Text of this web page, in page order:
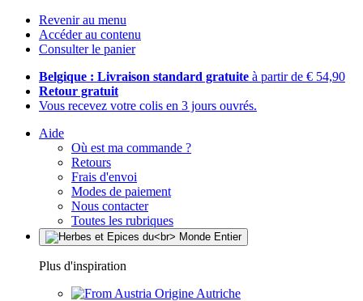
Revenir au menu
Accéder au contenu
Consulter le panier
Belgique : Livraison standard gratuite à partir de € 54,90
Retour gratuit
Vous recevez votre colis en 3 jours ouvrés.
Aide
Où est ma commande ?
Retours
Frais d'envoi
Modes de paiement
Nous contacter
Toutes les rubriques
Plus d'inspiration
Origine Autriche